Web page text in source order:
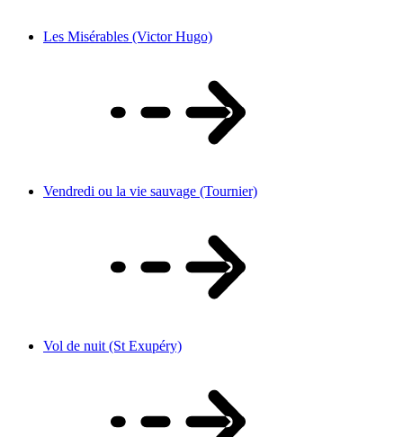
Les Misérables (Victor Hugo)
Vendredi ou la vie sauvage (Tournier)
Vol de nuit (St Exupéry)